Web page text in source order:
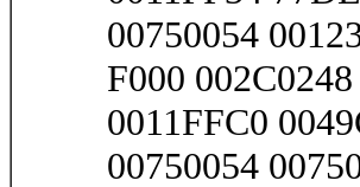
00750054
F000
0011FFC0
00750054